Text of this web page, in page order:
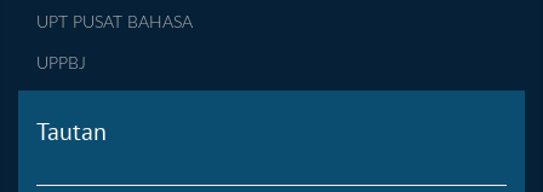
UPT PUSAT BAHASA
UPPBJ
Tautan